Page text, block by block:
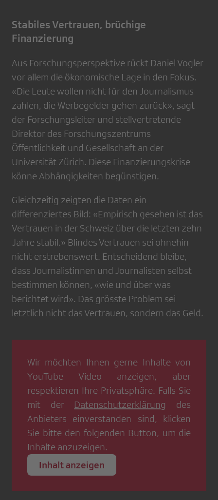
Stabiles Vertrauen, brüchige
Finanzierung
Aus Forschungsperspektive rückt Daniel Vogler
vor allem die ökonomische Lage in den Fokus.
«Die Leute wollen nicht für den Journalismus
zahlen, die Werbegelder gehen zurück», sagt
der Forschungsleiter und stellvertretende
Direktor des Forschungszentrums
Öffentlichkeit und Gesellschaft an der
Universität Zürich. Diese Finanzierungskrise
könne Abhängigkeiten begünstigen.
Gleichzeitig zeigten die Daten ein
differenziertes Bild: «Empirisch gesehen ist das
Vertrauen in der Schweiz über die letzten zehn
Jahre stabil.» Blindes Vertrauen sei ohnehin
nicht erstrebenswert. Entscheidend bleibe,
dass Journalistinnen und Journalisten selbst
bestimmen können, «wie und über was
berichtet wird». Das grösste Problem sei
letztlich nicht das Vertrauen, sondern das Geld.
Wir möchten Ihnen gerne Inhalte von
YouTube Video anzeigen, aber
respektieren Ihre Privatsphäre. Falls Sie
mit der Datenschutzerklärung
des
Anbieters einverstanden sind, klicken
Sie bitte den folgenden Button, um die
Inhalte anzuzeigen.
Inhalt anzeigen